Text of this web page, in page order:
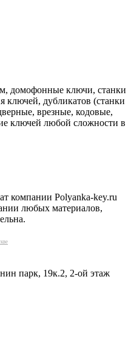
домофонные ключи, станки
ключей, дубликатов (станки
врезные, кодовые,
ключей любой сложности в
компании Polyanka-key.ru
любых материалов,
парк, 19к.2, 2-ой этаж